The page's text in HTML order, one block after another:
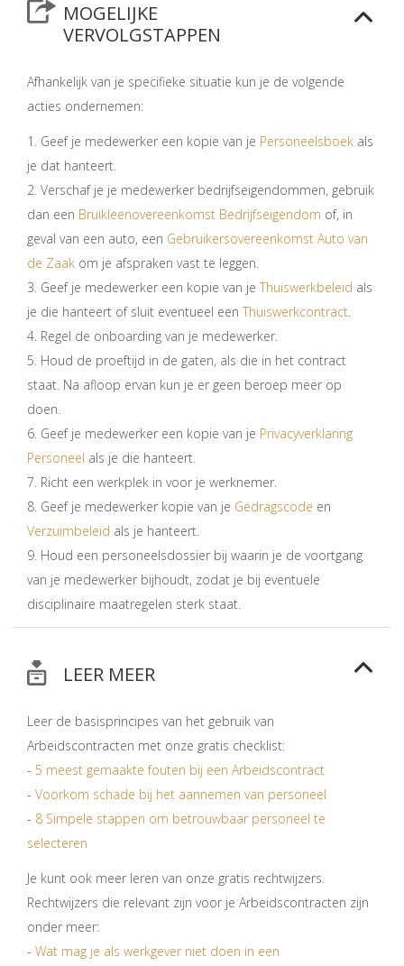
MOGELIJKE
VERVOLGSTAPPEN
Afhankelijk van je specifieke situatie kun je de volgende
acties ondernemen:
1. Geef je medewerker een kopie van je Personeelsboek als
je dat hanteert.
2. Verschaf je je medewerker bedrijfseigendommen, gebruik
dan een Bruikleenovereenkomst Bedrijfseigendom of, in
geval van een auto, een Gebruikersovereenkomst Auto van
de Zaak om je afspraken vast te leggen.
3. Geef je medewerker een kopie van je Thuiswerkbeleid als
je die hanteert of sluit eventueel een Thuiswerkcontract.
4. Regel de onboarding van je medewerker.
5. Houd de proeftijd in de gaten, als die in het contract
staat. Na afloop ervan kun je er geen beroep meer op
doen.
6. Geef je medewerker een kopie van je Privacyverklaring
Personeel als je die hanteert.
7. Richt een werkplek in voor je werknemer.
8. Geef je medewerker kopie van je Gedragscode en
Verzuimbeleid als je hanteert.
9. Houd een personeelsdossier bij waarin je de voortgang
van je medewerker bijhoudt, zodat je bij eventuele
disciplinaire maatregelen sterk staat.
LEER MEER
Leer de basisprincipes van het gebruik van
Arbeidscontracten met onze gratis checklist:
- 5 meest gemaakte fouten bij een Arbeidscontract
- Voorkom schade bij het aannemen van personeel
- 8 Simpele stappen om betrouwbaar personeel te
selecteren
Je kunt ook meer leren van onze gratis rechtwijzers.
Rechtwijzers die relevant zijn voor je Arbeidscontracten zijn
onder meer:
- Wat mag je als werkgever niet doen in een